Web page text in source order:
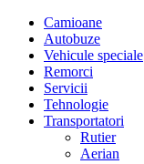
Camioane
Autobuze
Vehicule speciale
Remorci
Servicii
Tehnologie
Transportatori
Rutier
Aerian